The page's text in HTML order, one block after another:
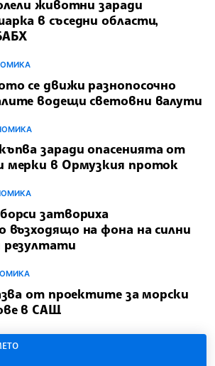
животни заради
в съседни области,
се движи разнопосочно
водещи световни валути
заради опасенията от
мерки в Ормузкия проток
затвориха
възходящо на фона на силни
резултати
от проектите за морски
в САЩ